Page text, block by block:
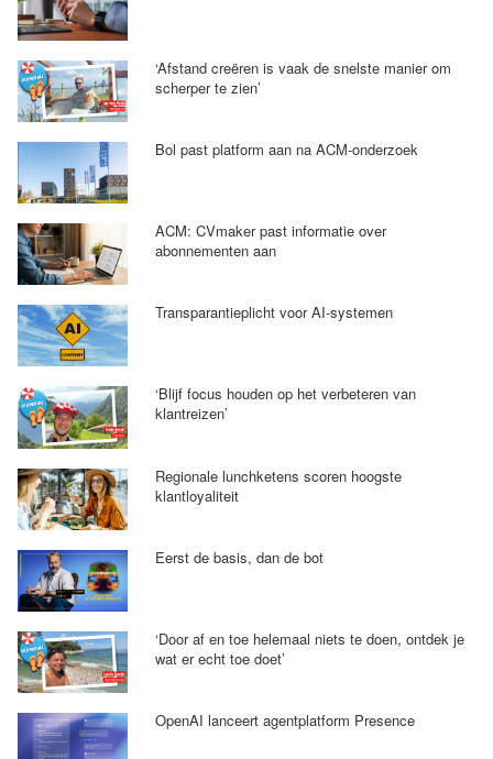
‘Afstand creëren is vaak de snelste manier om
scherper te zien’
Bol past platform aan na ACM-onderzoek
ACM: CVmaker past informatie over
abonnementen aan
Transparantieplicht voor AI-systemen
‘Blijf focus houden op het verbeteren van
klantreizen’
Regionale lunchketens scoren hoogste
klantloyaliteit
Eerst de basis, dan de bot
‘Door af en toe helemaal niets te doen, ontdek je
wat er echt toe doet’
OpenAI lanceert agentplatform Presence